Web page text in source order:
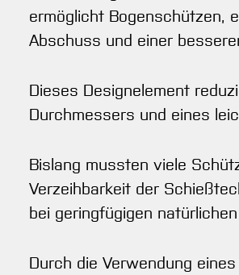
ermöglicht Bogenschützen,
Abschuss und einer
Dieses Designelement
Durchmessers und eines
Bislang mussten viele
Verzeihbarkeit der
bei geringfügigen
Durch die Verwendung